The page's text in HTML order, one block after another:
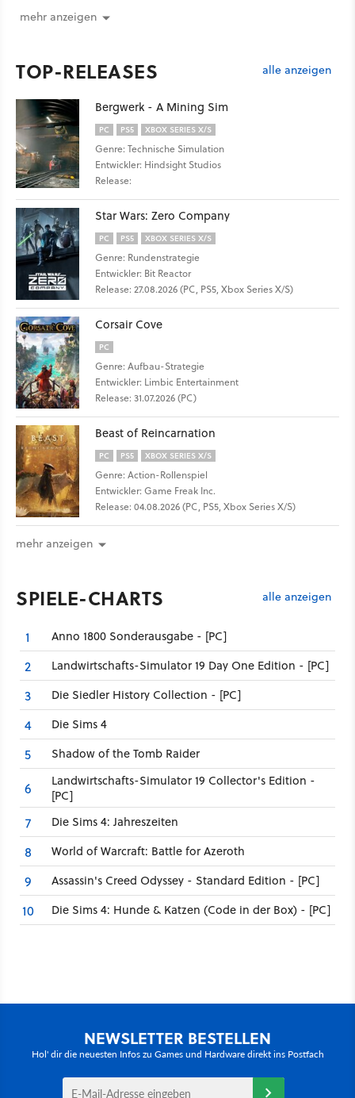
mehr anzeigen
TOP-RELEASES alle anzeigen
Bergwerk - A Mining Sim
PC PS5 XBOX SERIES X/S
Genre: Technische Simulation
Entwickler: Hindsight Studios
Release:
Star Wars: Zero Company
PC PS5 XBOX SERIES X/S
Genre: Rundenstrategie
Entwickler: Bit Reactor
Release: 27.08.2026 (PC, PS5, Xbox Series X/S)
Corsair Cove
PC
Genre: Aufbau-Strategie
Entwickler: Limbic Entertainment
Release: 31.07.2026 (PC)
Beast of Reincarnation
PC PS5 XBOX SERIES X/S
Genre: Action-Rollenspiel
Entwickler: Game Freak Inc.
Release: 04.08.2026 (PC, PS5, Xbox Series X/S)
mehr anzeigen
SPIELE-CHARTS alle anzeigen
1 Anno 1800 Sonderausgabe - [PC]
2 Landwirtschafts-Simulator 19 Day One Edition - [PC]
3 Die Siedler History Collection - [PC]
4 Die Sims 4
5 Shadow of the Tomb Raider
6
Landwirtschafts-Simulator 19 Collector's Edition -
[PC]
7 Die Sims 4: Jahreszeiten
8 World of Warcraft: Battle for Azeroth
9 Assassin's Creed Odyssey - Standard Edition - [PC]
10 Die Sims 4: Hunde & Katzen (Code in der Box) - [PC]
NEWSLETTER BESTELLEN
Hol' dir die neuesten Infos zu Games und Hardware direkt ins Postfach